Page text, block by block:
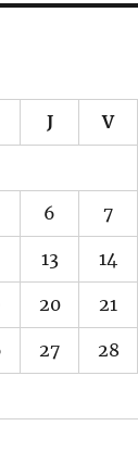
J V
6 7
13 14
20 21
27 28